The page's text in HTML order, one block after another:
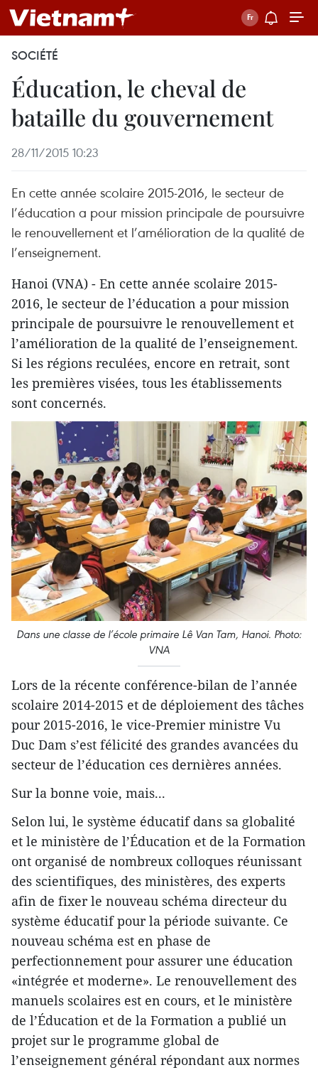
SOCIÉTÉ
Éducation, le cheval de
bataille du gouvernement
28/11/2015 10:23
En cette année scolaire 2015-2016, le secteur de
l’éducation a pour mission principale de poursuivre
le renouvellement et l’amélioration de la qualité de
l’enseignement.
Hanoi (VNA) - En cette année scolaire 2015-
2016, le secteur de l’éducation a pour mission
principale de poursuivre le renouvellement et
l’amélioration de la qualité de l’enseignement.
Si les régions reculées, encore en retrait, sont
les premières visées, tous les établissements
sont concernés.
Dans une classe de l’école primaire Lê Van Tam, Hanoi. Photo:
VNA
Lors de la récente conférence-bilan de l’année
scolaire 2014-2015 et de déploiement des tâches
pour 2015-2016, le vice-Premier ministre Vu
Duc Dam s’est félicité des grandes avancées du
secteur de l’éducation ces dernières années.
Sur la bonne voie, mais...
Selon lui, le système éducatif dans sa globalité
et le ministère de l’Éducation et de la Formation
ont organisé de nombreux colloques réunissant
des scientifiques, des ministères, des experts
afin de fixer le nouveau schéma directeur du
système éducatif pour la période suivante. Ce
nouveau schéma est en phase de
perfectionnement pour assurer une éducation
«intégrée et moderne». Le renouvellement des
manuels scolaires est en cours, et le ministère
de l’Éducation et de la Formation a publié un
projet sur le programme global de
l’enseignement général répondant aux normes